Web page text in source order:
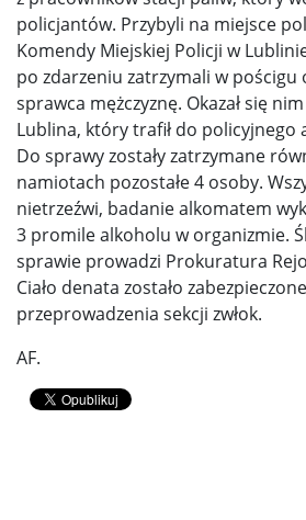
policjantów. Przybyli na miejsce
Komendy Miejskiej Policji w
po zdarzeniu zatrzymali w pościgu
sprawca mężczyznę. Okazał się
Lublina, który trafił do policyjnego
Do sprawy zostały zatrzymane
namiotach pozostałe 4 osoby.
nietrzeźwi, badanie alkomatem
3 promile alkoholu w organizmie.
sprawie prowadzi Prokuratura
Ciało denata zostało
przeprowadzenia sekcji zwłok.
AF.